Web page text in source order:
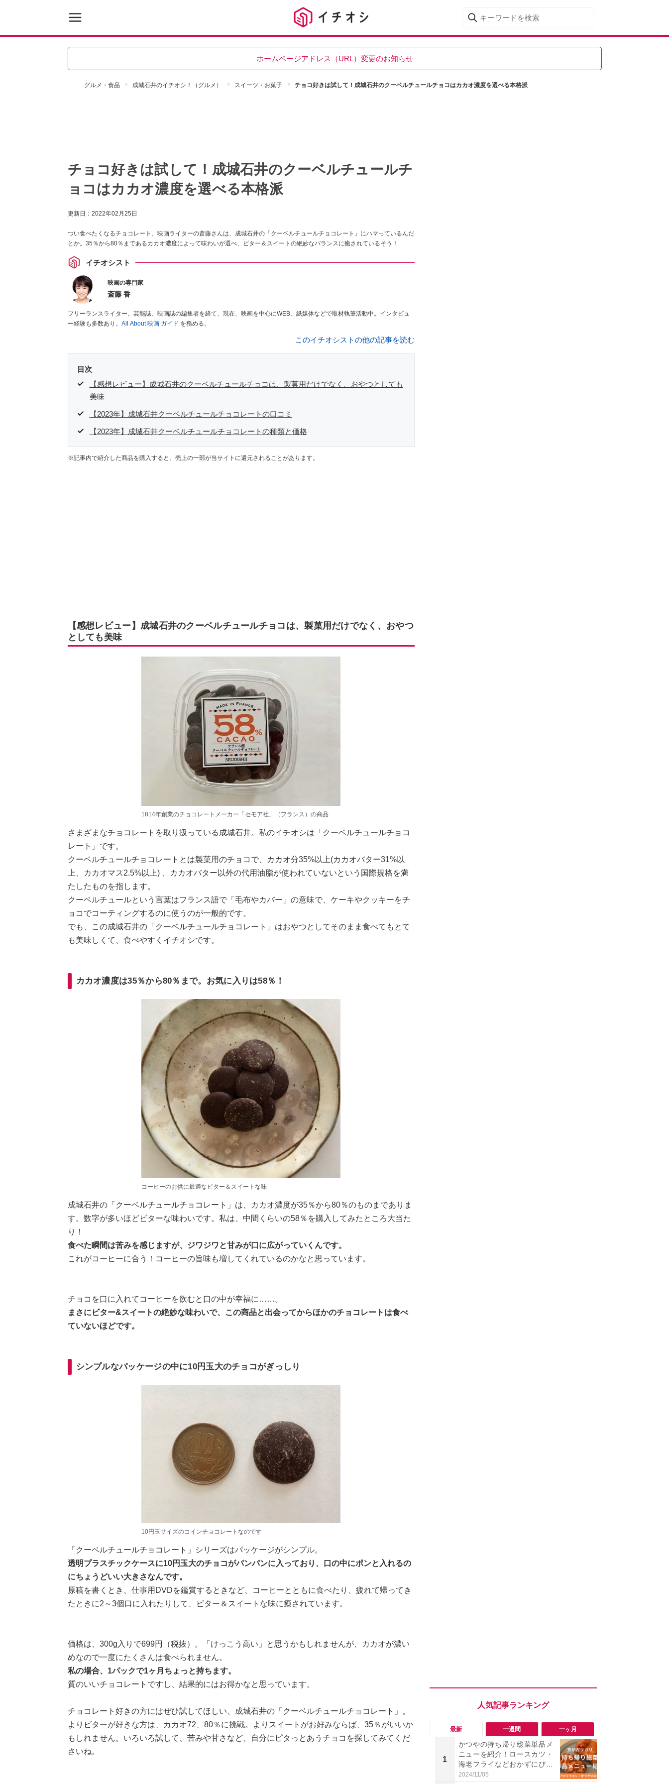
ホームページアドレス（URL）変更のお知らせ
グルメ・食品 成城石井のイチオシ！（グルメ） スイーツ・お菓子 チョコ好きは試して！成城石井のクーベルチュールチョコはカカオ濃度を選べる本格派
チョコ好きは試して！成城石井のクーベルチュールチ
ョコはカカオ濃度を選べる本格派
更新日： 2022年02月25日
つい食べたくなるチョコレート。映画ライターの斎藤さんは、成城石井の「クーベルチュールチョコレート」にハマっているんだ
とか。35％から80％まであるカカオ濃度によって味わいが選べ、ビター＆スイートの絶妙なバランスに癒されているそう！
イチオシスト
映画の専門家
斎藤 香
フリーランスライター。芸能誌、映画誌の編集者を経て、現在、映画を中心にWEB、紙媒体などで取材執筆活動中。インタビュ
ー経験も多数あり。 All About 映画 ガイド を務める。
このイチオシストの他の記事を読む
目次
【感想レビュー】成城石井のクーベルチュールチョコは、製菓用だけでなく、おやつとしても
美味
【2023年】成城石井クーベルチュールチョコレートの口コミ
【2023年】成城石井クーベルチュールチョコレートの種類と価格
※記事内で紹介した商品を購入すると、売上の一部が当サイトに還元されることがあります。
【感想レビュー】成城石井のクーベルチュールチョコは、製菓用だけでなく、おやつ
としても美味
1814年創業のチョコレートメーカー「セモア社」（フランス）の商品
さまざまなチョコレートを取り扱っている成城石井。私のイチオシは「クーベルチュールチョコ
レート」です。
クーベルチュールチョコレートとは製菓用のチョコで、カカオ分35%以上(カカオバター31%以
上、カカオマス2.5%以上) 、カカオバター以外の代用油脂が使われていないという国際規格を満
たしたものを指します。
クーベルチュールという言葉はフランス語で「毛布やカバー」の意味で、ケーキやクッキーをチ
ョコでコーティングするのに使うのが一般的です。
でも、この成城石井の「クーベルチュールチョコレート」はおやつとしてそのまま食べてもとて
も美味しくて、食べやすくイチオシです。
カカオ濃度は35％から80％まで。お気に入りは58％！
コーヒーのお供に最適なビター＆スイートな味
成城石井の「クーベルチュールチョコレート」は、カカオ濃度が35％から80％のものまでありま
す。数字が多いほどビターな味わいです。私は、中間くらいの58％を購入してみたところ大当た
り！
食べた瞬間は苦みを感じますが、ジワジワと甘みが口に広がっていくんです。
これがコーヒーに合う！コーヒーの旨味も増してくれているのかなと思っています。
チョコを口に入れてコーヒーを飲むと口の中が幸福に……。
まさにビター&スイートの絶妙な味わいで、この商品と出会ってからほかのチョコレートは食べ
ていないほどです。
シンプルなパッケージの中に10円玉大のチョコがぎっしり
10円玉サイズのコインチョコレートなのです
「クーベルチュールチョコレート」シリーズはパッケージがシンプル。
透明プラスチックケースに10円玉大のチョコがパンパンに入っており、口の中にポンと入れるの
にちょうどいい大きさなんです。
原稿を書くとき、仕事用DVDを鑑賞するときなど、コーヒーとともに食べたり、疲れて帰ってき
たときに2～3個口に入れたりして、ビター＆スイートな味に癒されています。
価格は、300g入りで699円（税抜）。「けっこう高い」と思うかもしれませんが、カカオが濃い
めなので一度にたくさんは食べられません。
私の場合、1パックで1ヶ月ちょっと持ちます。
質のいいチョコレートですし、結果的にはお得かなと思っています。
チョコレート好きの方にはぜひ試してほしい、成城石井の「クーベルチュールチョコレート」。
よりビターが好きな方は、カカオ72、80％に挑戦。よりスイートがお好みならば、35％がいいか
もしれません。いろいろ試して、苦みや甘さなど、自分にピタっとあうチョコを探してみてくだ
さいね。
最新 一週間 一ヶ月
1
かつやの持ち帰り総菜単品メ
ニューを紹介！ロースカツ・
海老フライなどおかずにぴっ
たり◎から揚げを実食レビュ
2024/11/05